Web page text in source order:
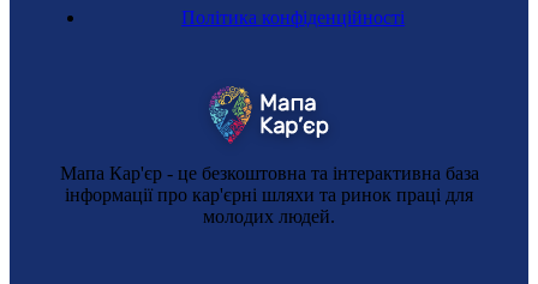
Мапа Кар'єр - це безкоштовна та інтерактивна база
інформації про кар'єрні шляхи та ринок праці для
молодих людей.
Політика конфіденційності